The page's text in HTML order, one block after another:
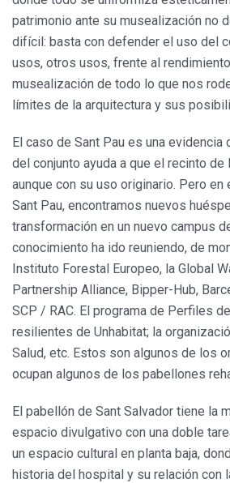
patrimonio ante su musealización no
difícil: basta con defender el uso del
usos, otros usos, frente al
musealización de todo lo que nos
límites de la arquitectura y sus
El caso de Sant Pau es una evidencia
del conjunto ayuda a que el recinto de
aunque con su uso originario. Pero
Sant Pau, encontramos nuevos
transformación en un nuevo campus
conocimiento ha ido reuniendo, de
Instituto Forestal Europeo, la Global
Partnership Alliance, Bipper-Hub,
SCP / RAC. El programa de Perfiles
resilientes de Unhabitat; la
Salud, etc. Estos son algunos de los
ocupan algunos de los pabellones
El pabellón de Sant Salvador tiene la
espacio divulgativo con una doble
un espacio cultural en planta baja,
historia del hospital y su relación con